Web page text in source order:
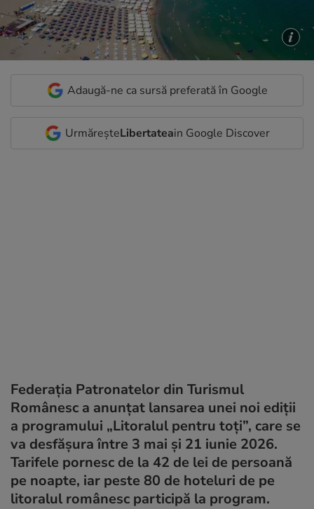
Adaugă-ne ca sursă preferată în Google
UrmăreșteLibertateain Google Discover
Federaţia Patronatelor din Turismul
Românesc a anunţat lansarea unei noi ediţii
a programului „Litoralul pentru toţi”, care se
va desfăşura între 3 mai şi 21 iunie 2026.
Tarifele pornesc de la 42 de lei de persoană
pe noapte, iar peste 80 de hoteluri de pe
litoralul românesc participă la program.